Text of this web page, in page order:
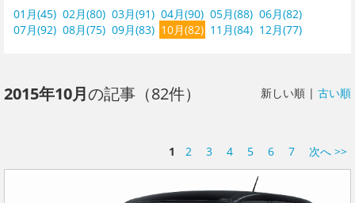
01月(45) 02月(80) 03月(91) 04月(90) 05月(88) 06月(82)
07月(92) 08月(75) 09月(83) 10月(82) 11月(84) 12月(77)
2015年10月の記事（82件） 新しい順 | 古い順
1 2 3 4 5 6 7 次へ >>